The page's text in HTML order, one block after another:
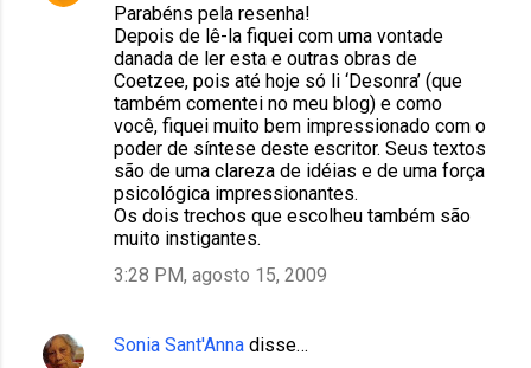
Parabéns pela resenha!
Depois de lê-la fiquei com uma vontade
danada de ler esta e outras obras de
Coetzee, pois até hoje só li ‘Desonra’ (que
também comentei no meu blog) e como
você, fiquei muito bem impressionado com o
poder de síntese deste escritor. Seus textos
são de uma clareza de idéias e de uma força
psicológica impressionantes.
Os dois trechos que escolheu também são
muito instigantes.
3:28 PM, agosto 15, 2009
Sonia Sant'Anna disse…